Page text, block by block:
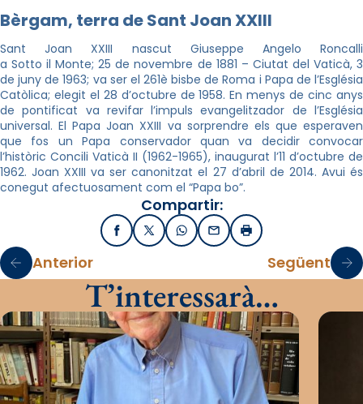
Bèrgam, terra de Sant Joan XXIII
Sant Joan XXIII nascut Giuseppe Angelo Roncalli
a Sotto il Monte; 25 de novembre de 1881 – Ciutat del Vaticà, 3
de juny de 1963; va ser el 261è bisbe de Roma i Papa de l’Església
Catòlica; elegit el 28 d’octubre de 1958. En menys de cinc anys
de pontificat va revifar l’impuls evangelitzador de l’Església
universal. El Papa Joan XXIII va sorprendre els que esperaven
que fos un Papa conservador quan va decidir convocar
l’històric Concili Vaticà II (1962-1965), inaugurat l’11 d’octubre de
1962. Joan XXIII va ser canonitzat el 27 d’abril de 2014. Avui és
conegut afectuosament com el “Papa bo”.
Compartir:
FacebookX / TwitterWhatsApp
EmailImprimir
Anterior Següent
T’interessarà…